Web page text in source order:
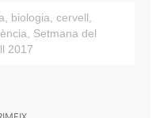
, biologia, cervell,
, Setmana del
2017